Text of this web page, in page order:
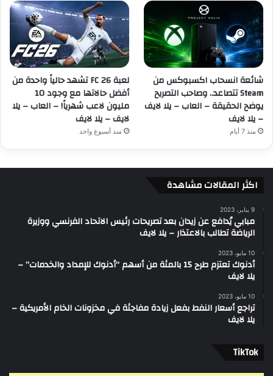
شائعة انسحاب اكسبوكس من
Steam تتصاعد.. وصاحب التصريح
يوضح الحقيقة – العاب – يلا لايف
– يلا لايف
منذ 7 أيام
لعبة FC 26 تشهد حالياً واحدة من
أفضل حالاتها مع وجود 10
مليون لاعب شهرياً! – العاب – يلا
لايف – يلا لايف
منذ أسبوع واحد
اكثر المقالات مشاهدة
9 يناير، 2023
مبابي يُدافع عن زيدان بعد تصريحات رئيس الاتحاد الفرنسي ووزيرة
الرياضة تطالب بالاعتذار – يلا لايف
10 مايو، 2023
أدنوك تعتزم طرح 15 بالمئة من أسهم “أدنوك للإمداد والخدمات” –
يلا لايف
10 مايو، 2023
تراجع أسعار النفط بفعل زيادة مفاجئة في مخزونات الخام الأمريكية –
يلا لايف
‫TikTok